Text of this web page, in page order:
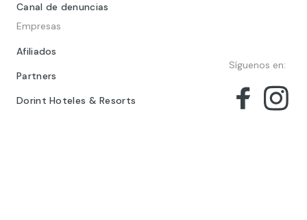
Canal de denuncias
Empresas
Afiliados
Partners
Dorint Hoteles & Resorts
Síguenos en: